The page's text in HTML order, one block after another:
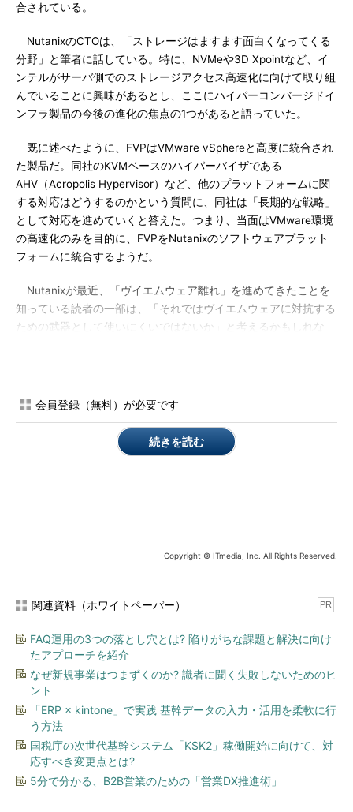
合されている。
NutanixのCTOは、「ストレージはますます面白くなってくる
分野」と筆者に話している。特に、NVMeや3D Xpointなど、イ
ンテルがサーバ側でのストレージアクセス高速化に向けて取り組
んでいることに興味があるとし、ここにハイパーコンバージドイ
ンフラ製品の今後の進化の焦点の1つがあると語っていた。
既に述べたように、FVPはVMware vSphereと高度に統合され
た製品だ。同社のKVMベースのハイパーバイザである
AHV（Acropolis Hypervisor）など、他のプラットフォームに関
する対応はどうするのかという質問に、同社は「長期的な戦略」
として対応を進めていくと答えた。つまり、当面はVMware環境
の高速化のみを目的に、FVPをNutanixのソフトウェアプラット
フォームに統合するようだ。
Nutanixが最近、「ヴイエムウェア離れ」を進めてきたことを
知っている読者の一部は、「それではヴイエムウェアに対抗する
ための武器として使いにくいではないか」と考えるかもしれな
りにくいことで、その意味では自社の独自性を示しやすい。だが
ージではあっても、現在のビジネスへの貢献度はまだ大きいとは
いえない。2016年5月の同社イベント「Nutanix .NEXT」の時点
ザー企業にとって、最良の選択肢を提供していきたい」と話して
に追求しながら、VMware vSphereユーザーにとって最善な選択
肢を提供し続ける」という同社の考えを、一般に印象づける手段
の1つと考えられる。
Nutanixが買収したもう1つの企業、Calm.ioは、PaaS／アプリ
ケーションレベルでのクラウドオーケストレーションソフトウェ
アを提供している。コンテナ、VMware vSphere、パブリックク
ラウドサービス（Amazon Web Servicesなど）、ベアメタルサ
ーバなどを対象として、APIの差異を吸収し、統合管理および移
行を支援するソフトウェア。こちらの買収の目的はもっと分かり
やすい。
会員登録（無料）が必要です
続きを読む
Copyright © ITmedia, Inc. All Rights Reserved.
関連資料（ホワイトペーパー） PR
FAQ運用の3つの落とし穴とは? 陥りがちな課題と解決に向け
たアプローチを紹介
なぜ新規事業はつまずくのか? 識者に聞く失敗しないためのヒ
ント
「ERP × kintone」で実践 基幹データの入力・活用を柔軟に行
う方法
国税庁の次世代基幹システム「KSK2」稼働開始に向けて、対
応すべき変更点とは?
5分で分かる、B2B営業のための「営業DX推進術」